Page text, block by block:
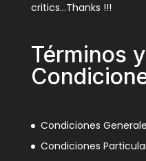
critics…Thanks !!!
Términos y
Condiciones
Condiciones